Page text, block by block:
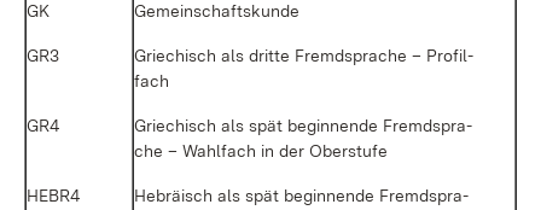
GK Ge­mein­schafts­kun­de
GR3
Grie­chisch als drit­te Fremd­spra­che – Pro­fil­
fach
GR4
Grie­chisch als spät be­gin­nen­de Fremd­spra­
che – Wahl­fach in der Ober­stu­fe
HE­BR4
He­brä­isch als spät be­gin­nen­de Fremd­spra­